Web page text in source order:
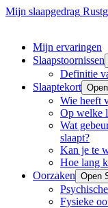
Mijn slaapgedrag
Mijn ervaringen
Slaapstoornissen
Definitie
Slaaptekort
Wie heeft
Op welke
Wat
slaapt?
Kan je te
Hoe lang
Oorzaken Open
Fysieke